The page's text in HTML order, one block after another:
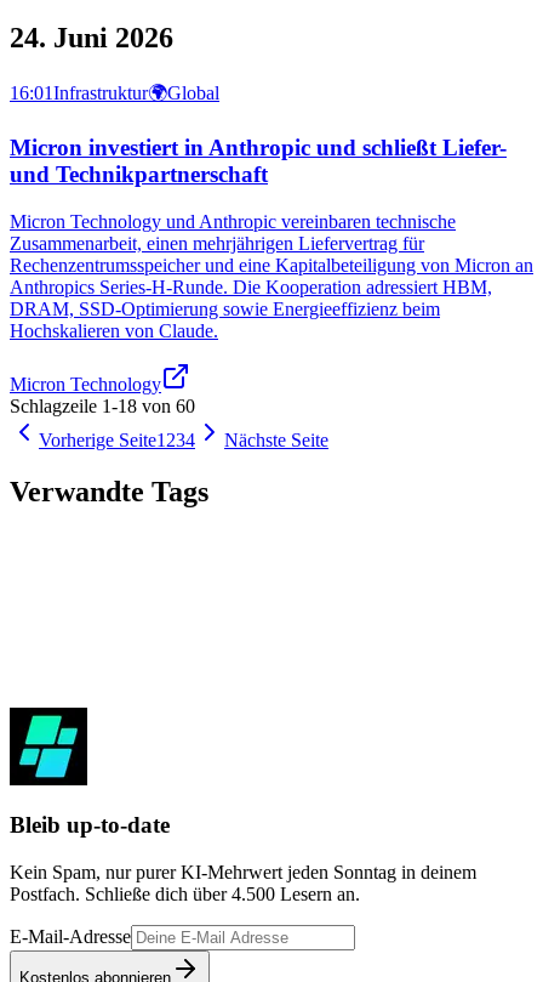
24. Juni 2026
16:01Infrastruktur🌍Global
Micron investiert in Anthropic und schließt Liefer-
und Technikpartnerschaft
Micron Technology und Anthropic vereinbaren technische
Zusammenarbeit, einen mehrjährigen Liefervertrag für
Rechenzentrumsspeicher und eine Kapitalbeteiligung von Micron an
Anthropics Series‑H‑Runde. Die Kooperation adressiert HBM,
DRAM, SSD-Optimierung sowie Energieeffizienz beim
Hochskalieren von Claude.
Micron Technology
Schlagzeile 1-18 von 60
Vorherige Seite1 234 Nächste Seite
Verwandte Tags
Bleib up-to-date
Kein Spam, nur purer KI-Mehrwert jeden Sonntag in deinem
Postfach. Schließe dich über4.500 Lesern an.
E-Mail-Adresse
Kostenlos abonnieren